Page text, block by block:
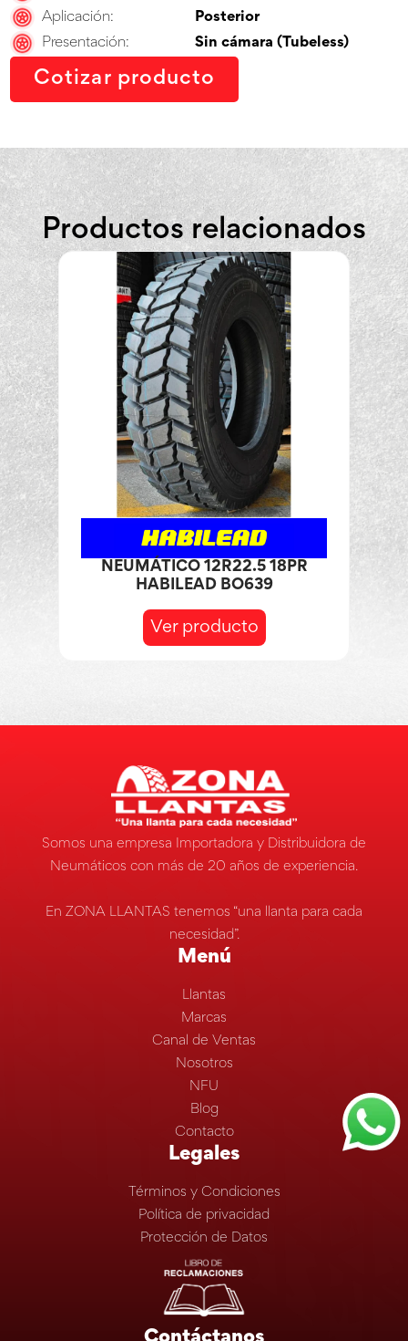
Aplicación:
Posterior
Presentación:
Sin cámara (Tubeless)
Cotizar producto
Productos relacionados
NEUMÁTICO 12R22.5 18PR
HABILEAD BO639
Ver producto
Somos una empresa Importadora y Distribuidora de
Neumáticos con más de 20 años de experiencia.
En ZONA LLANTAS tenemos “una llanta para cada
necesidad”.
Menú
Llantas
Marcas
Canal de Ventas
Nosotros
NFU
Blog
Contacto
Legales
Términos y Condiciones
Política de privacidad
Protección de Datos